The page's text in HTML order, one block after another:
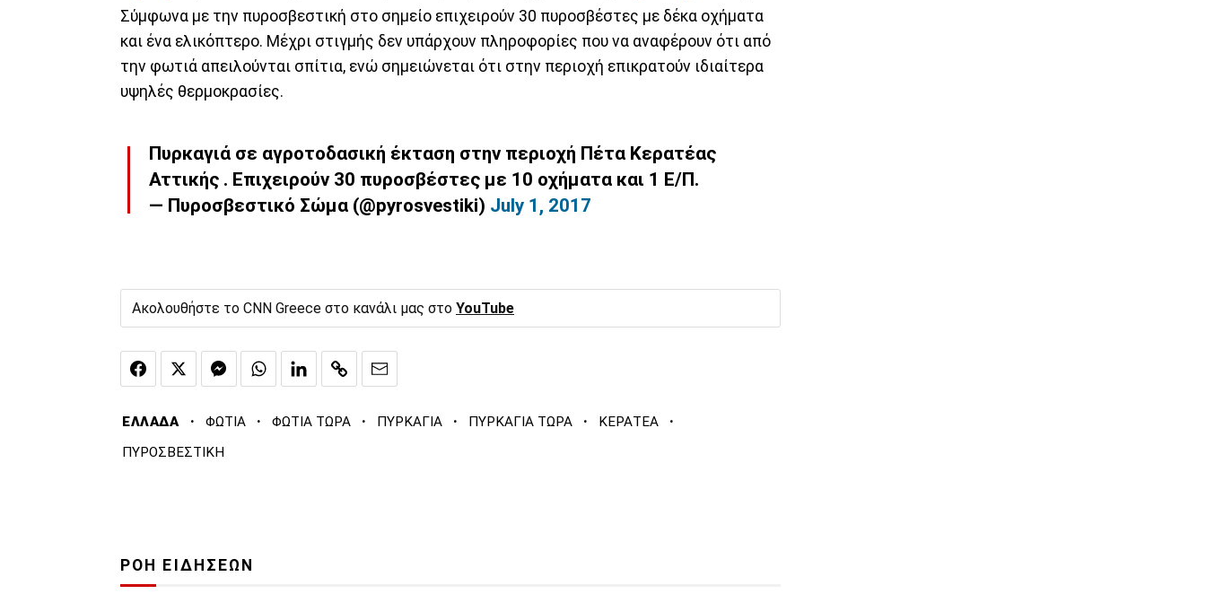
Σύμφωνα με την πυροσβεστική στο σημείο επιχειρούν 30 πυροσβέστες με δέκα οχήματα
και ένα ελικόπτερο. Μέχρι στιγμής δεν υπάρχουν πληροφορίες που να αναφέρουν ότι από
την φωτιά απειλούνται σπίτια, ενώ σημειώνεται ότι στην περιοχή επικρατούν ιδιαίτερα
υψηλές θερμοκρασίες.
Πυρκαγιά σε αγροτοδασική έκταση στην περιοχή Πέτα Κερατέας
Αττικής . Επιχειρούν 30 πυροσβέστες με 10 οχήματα και 1 Ε/Π.
— Πυροσβεστικό Σώμα (@pyrosvestiki) July 1, 2017
Ακολουθήστε το CNN Greece στο κανάλι μας στο YouTube
ΕΛΛΑΔΑ · ΦΩΤΙΑ · ΦΩΤΙΑ ΤΩΡΑ · ΠΥΡΚΑΓΙΑ · ΠΥΡΚΑΓΙΑ ΤΩΡΑ · ΚΕΡΑΤΕΑ ·
ΠΥΡΟΣΒΕΣΤΙΚΗ
ΡΟΗ ΕΙΔΗΣΕΩΝ